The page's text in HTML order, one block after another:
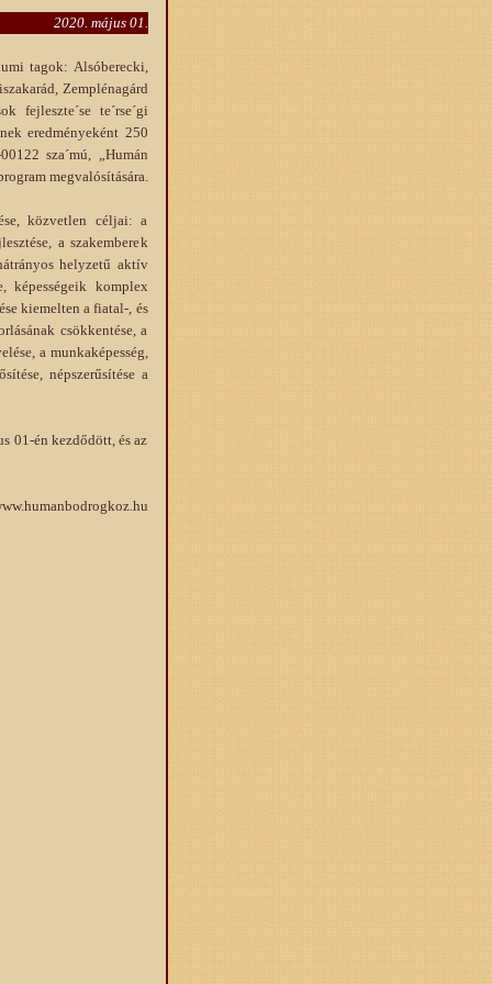
2020. május 01.
tagok: Alsóberecki,
Zemplénagárd
fejleszte´se te´rse´gi
eredményeként 250
sza´mú, „Humán
megvalósítására.
közvetlen céljai: a
a szakemberek
helyzetű aktív
képességeik komplex
kiemelten a fiatal-, és
csökkentése, a
a munkaképesség,
népszerűsítése a
01-én kezdődött, és az